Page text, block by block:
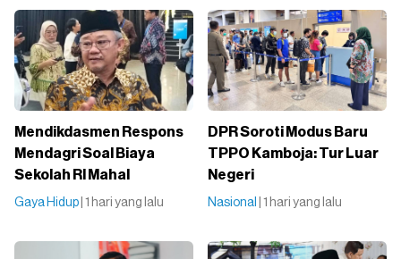
Mendikdasmen Respons
Mendagri Soal Biaya
Sekolah RI Mahal
Gaya Hidup | 1 hari yang lalu
DPR Soroti Modus Baru
TPPO Kamboja: Tur Luar
Negeri
Nasional | 1 hari yang lalu